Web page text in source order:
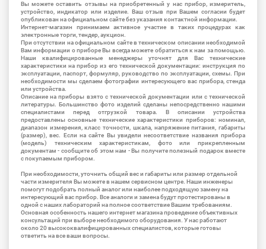
Вы можете оставить отзывы на приобретенный у нас прибор, измеритель,
устройство, индикатор или изделие. Ваш отзыв при Вашем согласии будет
опубликован на официальном сайте без указания контактной информации.
Интернет-магазин принимаем активное участие в таких процедурах как
электронные торги, тендер, аукцион.
При отсутствии на официальном сайте в техническом описании необходимой
Вам информации о приборе Вы всегда можете обратиться к нам за помощью.
Наши квалифицированные менеджеры уточнят для Вас технические
характеристики на прибор из его технической документации: инструкция по
эксплуатации, паспорт, формуляр, руководство по эксплуатации, схемы. При
необходимости мы сделаем фотографии интересующего вас прибора, стенда
или устройства.
Описание на приборы взято с технической документации или с технической
литературы. Большинство фото изделий сделаны непосредственно нашими
специалистами перед отгрузкой товара. В описании устройства
предоставлены основные технические характеристики приборов: номинал,
диапазон измерения, класс точности, шкала, напряжение питания, габариты
(размер), вес. Если на сайте Вы увидели несоответствие названия прибора
(модель) техническим характеристикам, фото или прикрепленным
документам - сообщите об этом нам - Вы получите полезный подарок вместе
с покупаемым прибором.
При необходимости, уточнить общий вес и габариты или размер отдельной
части измерителя Вы можете в нашем сервисном центре. Наши инженеры
помогут подобрать полный аналог или наиболее подходящую замену на
интересующий вас прибор. Все аналоги и замена будут протестированы в
одной с наших лабораторий на полное соответствие Вашим требованиям.
Основная особенность нашего интернет магазина проведение объективных
консультаций при выборе необходимого оборудования. У нас работают
около 20 высококвалифицированных специалистов, которые готовы
ответить на все ваши вопросы.